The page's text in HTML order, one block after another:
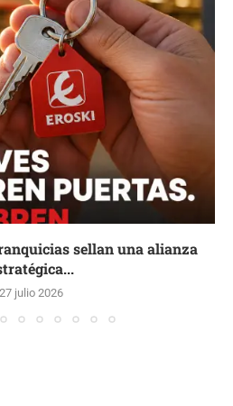
sellan una alianza
27 julio 2026